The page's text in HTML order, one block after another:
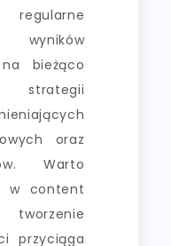
bieżąco
strategii
oraz
Warto
w content
przyciąga